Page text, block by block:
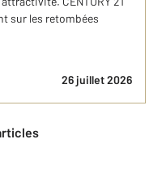
sur les retombées
26 juillet 2026